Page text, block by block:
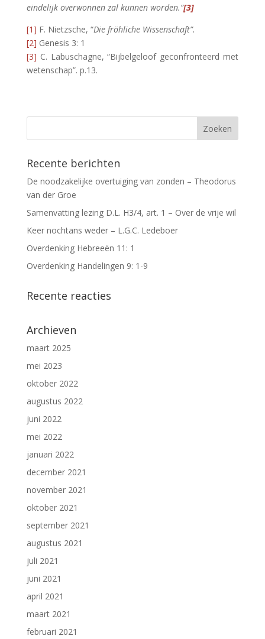
eindelijk overwonnen zal kunnen worden.”[3]
[1] F. Nietzsche, “Die fröhliche Wissenschaft”.
[2] Genesis 3: 1
[3] C. Labuschagne, “Bijbelgeloof geconfronteerd met
wetenschap”. p.13.
Recente berichten
De noodzakelijke overtuiging van zonden – Theodorus
van der Groe
Samenvatting lezing D.L. H3/4, art. 1 – Over de vrije wil
Keer nochtans weder – L.G.C. Ledeboer
Overdenking Hebreeën 11: 1
Overdenking Handelingen 9: 1-9
Recente reacties
Archieven
maart 2025
mei 2023
oktober 2022
augustus 2022
juni 2022
mei 2022
januari 2022
december 2021
november 2021
oktober 2021
september 2021
augustus 2021
juli 2021
juni 2021
april 2021
maart 2021
februari 2021